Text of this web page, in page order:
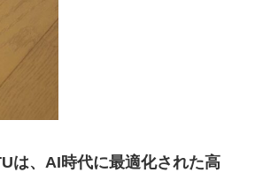
は、AI時代に最適化された高